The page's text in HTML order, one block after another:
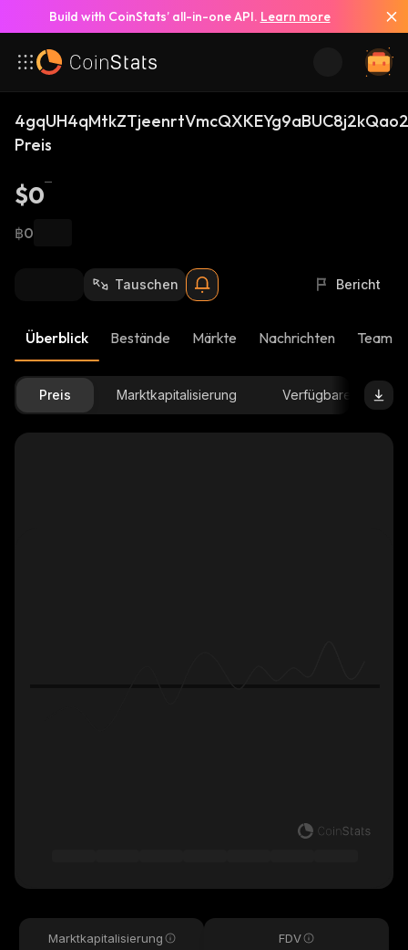
Build with CoinStats’ all-in-one API. Learn more
Preis
$0
฿0
Tauschen Bericht
Überblick Bestände Märkte Nachrichten Team-
Preis Marktkapitalisierung Verfügbare Menge
Marktkapitalisierung FDV